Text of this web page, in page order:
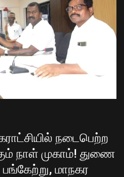
நடைபெற்ற
நாள் முகாம்! துணை
மாநகர